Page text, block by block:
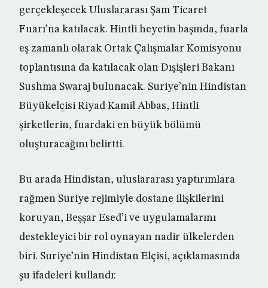
gerçekleşecek Uluslararası Şam Ticaret
Fuarı’na katılacak. Hintli heyetin başında, fuarla
eş zamanlı olarak Ortak Çalışmalar Komisyonu
toplantısına da katılacak olan Dışişleri Bakanı
Sushma Swaraj bulunacak. Suriye’nin Hindistan
Büyükelçisi Riyad Kamil Abbas, Hintli
şirketlerin, fuardaki en büyük bölümü
oluşturacağını belirtti.
Bu arada Hindistan, uluslararası yaptırımlara
rağmen Suriye rejimiyle dostane ilişkilerini
koruyan, Beşşar Esed’i ve uygulamalarını
destekleyici bir rol oynayan nadir ülkelerden
biri. Suriye’nin Hindistan Elçisi, açıklamasında
şu ifadeleri kullandı: